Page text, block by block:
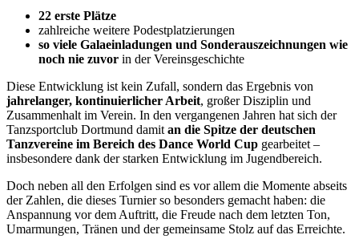
22 erste Plätze
zahlreiche weitere Podestplatzierungen
so viele Galaeinladungen und Sonderauszeichnungen wie
noch nie zuvor in der Vereinsgeschichte
Diese Entwicklung ist kein Zufall, sondern das Ergebnis von
jahrelanger, kontinuierlicher Arbeit, großer Disziplin und
Zusammenhalt im Verein. In den vergangenen Jahren hat sich der
Tanzsportclub Dortmund damit an die Spitze der deutschen
Tanzvereine im Bereich des Dance World Cup gearbeitet –
insbesondere dank der starken Entwicklung im Jugendbereich.
Doch neben all den Erfolgen sind es vor allem die Momente abseits
der Zahlen, die dieses Turnier so besonders gemacht haben: die
Anspannung vor dem Auftritt, die Freude nach dem letzten Ton,
Umarmungen, Tränen und der gemeinsame Stolz auf das Erreichte.